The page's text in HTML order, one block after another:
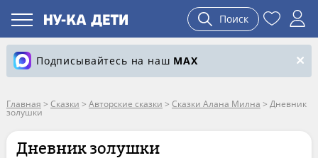
Поиск
Подписывайтесь на наш MAX
Главная > Сказки > Авторские сказки > Сказки Алана Милна > Дневник
золушки
Дневник золушки